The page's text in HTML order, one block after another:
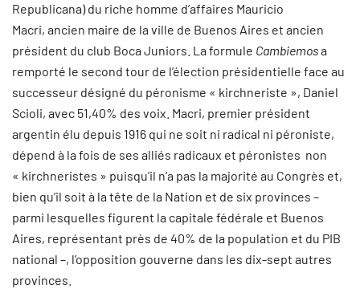
Republicana) du riche homme d’affaires Mauricio
Macri, ancien maire de la ville de Buenos Aires et ancien
président du club Boca Juniors. La formule Cambiemosa
remporté le second tour de l’élection présidentielle face au
successeur désigné du péronisme « kirchneriste », Daniel
Scioli, avec 51,40% des voix. Macri, premier président
argentin élu depuis 1916 qui ne soit ni radical ni péroniste,
dépend à la fois de ses alliés radicaux et péronistes non
« kirchneristes » puisqu’il n’a pas la majorité au Congrès et,
bien qu’il soit à la tête de la Nation et de six provinces –
parmi lesquelles figurent la capitale fédérale et Buenos
Aires, représentant près de 40% de la population et du PIB
national –, l’opposition gouverne dans les dix-sept autres
provinces.